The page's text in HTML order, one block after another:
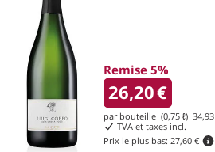
Remise 5%
26,20€
par bouteille (0,75 ℓ) 34,93
TVA et taxes incl.
Prix le plus bas: 27,60 €